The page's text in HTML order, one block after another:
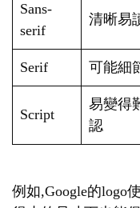
Sans-
serif
清晰易
Serif 可能細
Script
易變得
認
例如,Google的logo